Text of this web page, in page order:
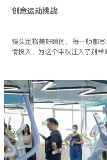
创意运动挑战
镜头定格美好瞬间，每一帧都
情投入，为这个中秋注入了别样